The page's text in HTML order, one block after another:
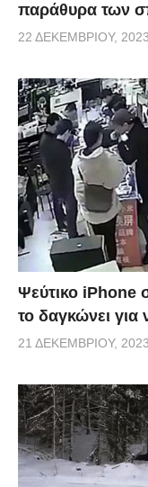
παράθυρα των
22 ΔΕΚΕΜΒΡΊΟΥ, 2023
Ψεύτικο iPhone
το δαγκώνει για
21 ΔΕΚΕΜΒΡΊΟΥ, 2023